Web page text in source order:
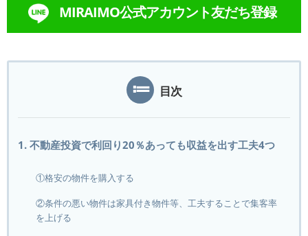
MIRAIMO公式アカウント友だち登録
目次
1. 不動産投資で利回り20％あっても収益を出す工夫4つ
①格安の物件を購入する
②条件の悪い物件は家具付き物件等、工夫することで集客率
を上げる